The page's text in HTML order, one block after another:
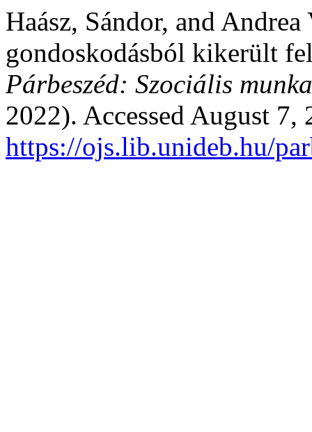
Haász, Sándor, and
gondoskodásból kikerült
Párbeszéd: Szociális
2022). Accessed August 7,
https://ojs.lib.unideb.hu/